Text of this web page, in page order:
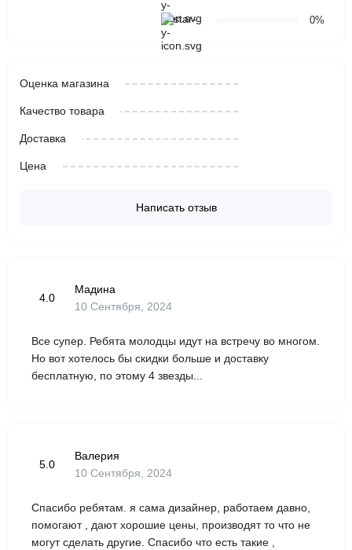
0%
Оценка магазина
Качество товара
Доставка
Цена
Написать отзыв
4.0
Мадина
10 Сентября, 2024
Все супер. Ребята молодцы идут на встречу во многом.
Но вот хотелось бы скидки больше и доставку
бесплатную, по этому 4 звезды...
5.0
Валерия
10 Сентября, 2024
Спасибо ребятам. я сама дизайнер, работаем давно,
помогают , дают хорошие цены, производят то что не
могут сделать другие. Спасибо что есть такие ,